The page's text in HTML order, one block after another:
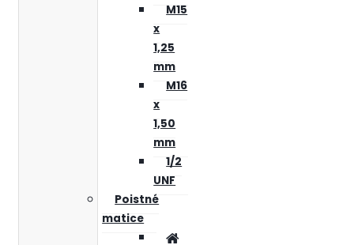
M15
x
1,25
mm
M16
x
1,50
mm
1/2
UNF
Poistné
matice